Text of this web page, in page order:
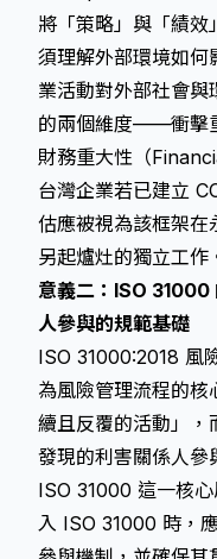
將「策略」與「績
須理解外部環境如何
業活動對外部社會
的兩個維度——衝擊
財務重大性（
台灣企業若已建立
估應被視為該框架在
另起爐灶的獨立工作
意義二：ISO 31000
人參與的規範基礎
ISO 31000:2018 風
為風險管理流程的
續且反覆的活動」
發現的利害關係人參
ISO 31000 這一核
入 ISO 31000 時，